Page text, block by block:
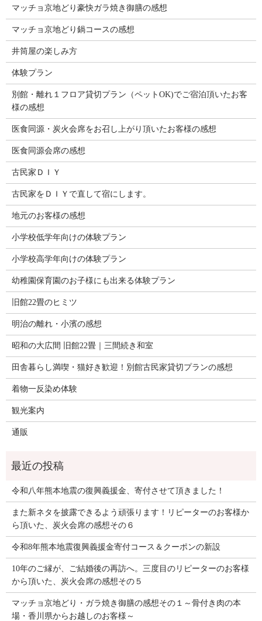
マッチョ京地どり豪快ガラ焼き御膳の感想
マッチョ京地どり鍋コースの感想
井筒屋の楽しみ方
体験プラン
別館・離れ１フロア貸切プラン（ペットOK)でご宿泊頂いたお客
様の感想
医食同源・炭火会席をお召し上がり頂いたお客様の感想
医食同源会席の感想
古民家ＤＩＹ
古民家をＤＩＹで直して宿にします。
地元のお客様の感想
小学校低学年向けの体験プラン
小学校高学年向けの体験プラン
幼稚園保育園のお子様にも出来る体験プラン
旧館22畳のヒミツ
明治の離れ・小濱の感想
昭和の大広間 旧館22畳｜三間続き和室
田舎暮らし満喫・猫好き歓迎！別館古民家貸切プランの感想
着物一反染め体験
観光案内
通販
令和八年熊本地震の復興義援金、寄付させて頂きました！
また新ネタを披露できるよう頑張ります！リピーターのお客様か
ら頂いた、炭火会席の感想その６
令和8年熊本地震復興義援金寄付コース＆クーポンの新設
10年のご縁が、ご結婚後の再訪へ。三度目のリピーターのお客様
から頂いた、炭火会席の感想その５
マッチョ京地どり・ガラ焼き御膳の感想その１～骨付き肉の本
場・香川県からお越しのお客様～